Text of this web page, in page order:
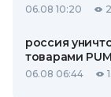
06.08 10:20
россия
товарами
06.08 06:44